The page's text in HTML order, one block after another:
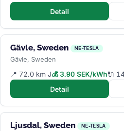
Detail
Gävle, Sweden NE-TESLA
Gävle, Sweden
📍 72.0 km J💰 3.90 SEK/kWh🔌
Detail
Ljusdal, Sweden NE-TESLA